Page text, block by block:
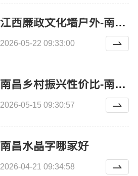
江西廉政文化墙户外-南昌恒辉广告
2026-05-22 09:33:00
南昌乡村振兴性价比-南昌恒辉广告
2026-05-15 09:30:57
南昌水晶字哪家好
2026-04-21 09:34:58